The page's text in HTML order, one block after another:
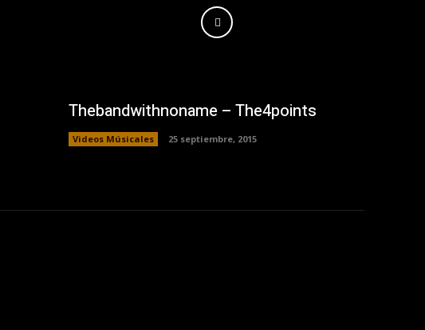
Thebandwithnoname – The4points
Videos Músicales 25 septiembre, 2015